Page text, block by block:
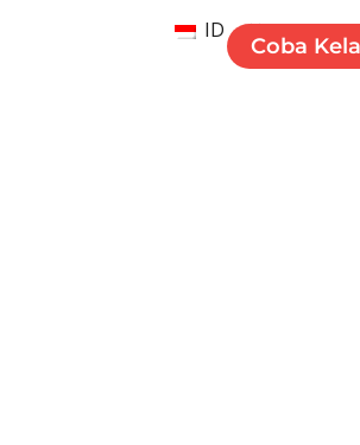
ID
Coba